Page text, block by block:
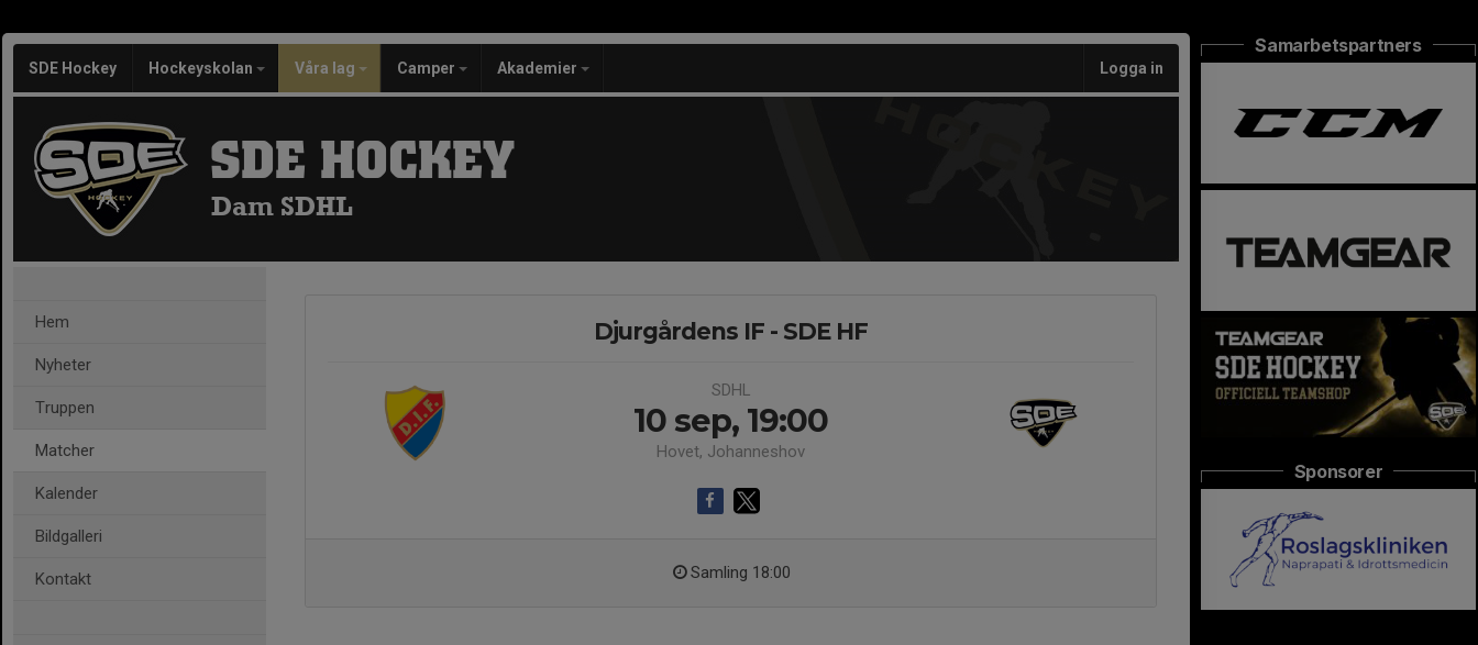
SDE Hockey Hockeyskolan Våra lag Camper Akademier Logga in
SDE HOCKEY
Dam SDHL
Hem
Nyheter
Truppen
Matcher
Kalender
Bildgalleri
Kontakt
Djurgårdens IF - SDE HF
SDHL
10 sep, 19:00
Hovet, Johanneshov
Samling 18:00
Samarbetspartners
Sponsorer